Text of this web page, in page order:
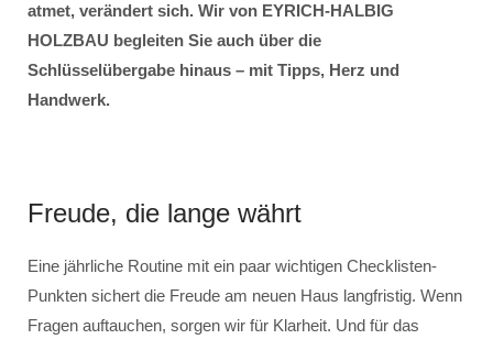
atmet, verändert sich. Wir von EYRICH-HALBIG
HOLZBAU begleiten Sie auch über die
Schlüsselübergabe hinaus – mit Tipps, Herz und
Handwerk.
Freude, die lange währt
Eine jährliche Routine mit ein paar wichtigen Checklisten-
Punkten sichert die Freude am neuen Haus langfristig. Wenn
Fragen auftauchen, sorgen wir für Klarheit. Und für das